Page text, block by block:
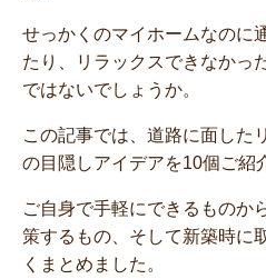
せっかくのマイホームなのに
たり、リラックスできなかっ
ではないでしょうか。
この記事では、道路に面した
の目隠しアイデアを10個ご紹
ご自身で手軽にできるものか
策するもの、そして新築時に
くまとめました。